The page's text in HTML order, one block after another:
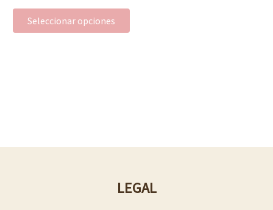
Seleccionar opciones
la
LEGAL